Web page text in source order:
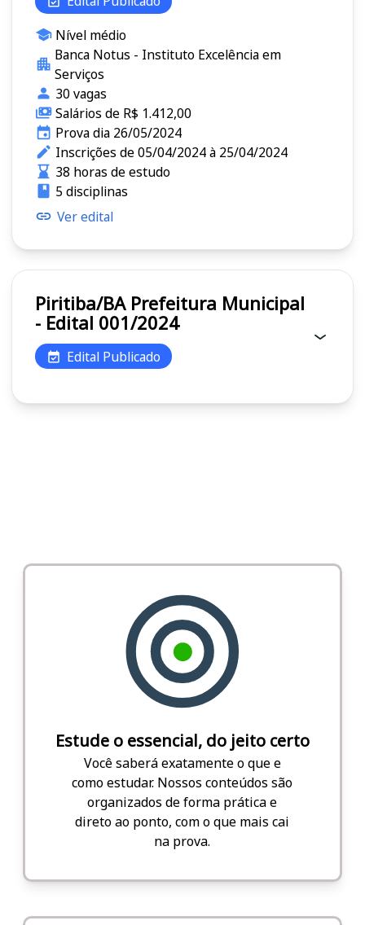
Nível médio
Banca Notus - Instituto Excelência em
Serviços
30 vagas
Salários de R$ 1.412,00
Prova dia 26/05/2024
Inscrições de 05/04/2024 à 25/04/2024
38 horas de estudo
5 disciplinas
Ver edital
Piritiba/BA Prefeitura Municipal
- Edital 001/2024
Edital Publicado
Estude o essencial, do jeito certo
Você saberá exatamente o que e
como estudar. Nossos conteúdos são
organizados de forma prática e
direto ao ponto, com o que mais cai
na prova.